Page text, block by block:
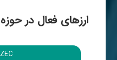
ارزهای فعال در حوزه MONITORING
ZEC